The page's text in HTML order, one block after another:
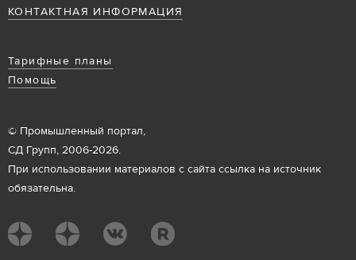
КОНТАКТНАЯ ИНФОРМАЦИЯ
Тарифные планы
Помощь
© Промышленный портал,
СД Групп, 2006-2026.
При использовании материалов с сайта ссылка на источник
обязательна.